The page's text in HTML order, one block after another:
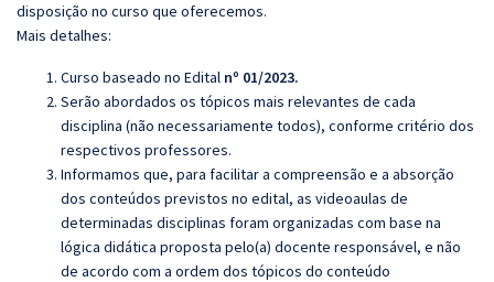
disposição no curso que oferecemos.
Mais detalhes:
Curso baseado no Edital nº 01/2023.
Serão abordados os tópicos mais relevantes de cada
disciplina (não necessariamente todos), conforme critério dos
respectivos professores.
Informamos que, para facilitar a compreensão e a absorção
dos conteúdos previstos no edital, as videoaulas de
determinadas disciplinas foram organizadas com base na
lógica didática proposta pelo(a) docente responsável, e não
de acordo com a ordem dos tópicos do conteúdo